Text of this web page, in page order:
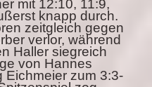
mit 12:10, 11:9,
knapp durch.
zeitgleich gegen
verlor, während
Haller siegreich
von Hannes
Eichmeier zum 3:3-